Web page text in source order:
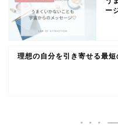
ー
理想の自分を引き寄せる最短